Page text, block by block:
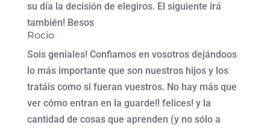
su día la decisión de elegiros. El siguiente irá
también! Besos
Rocio
Sois geniales! Confiamos en vosotros dejándoos
lo más importante que son nuestros hijos y los
tratáis como si fueran vuestros. No hay más que
ver cómo entran en la guarde!! felices! y la
cantidad de cosas que aprenden (y no sólo a